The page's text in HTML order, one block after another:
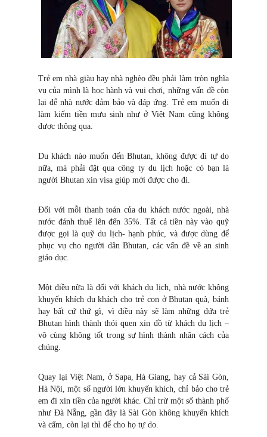
Trẻ em nhà giàu hay nhà nghèo đều phải làm tròn nghĩa
vụ của mình là học hành và vui chơi, những vấn đề còn
lại để nhà nước đảm bảo và đáp ứng. Trẻ em muốn đi
làm kiếm tiền mưu sinh như ở Việt Nam cũng không
được thông qua.
Du khách nào muốn đến Bhutan, không được đi tự do
nữa, mà phải đặt qua công ty du lịch hoặc có bạn là
người Bhutan xin visa giúp mới được cho đi.
Đối với mỗi thanh toán của du khách nước ngoài, nhà
nước đánh thuế lên đến 35%. Tất cả tiền này vào quỹ
được gọi là quỹ du lịch- hạnh phúc, và được dùng để
phục vụ cho người dân Bhutan, các vấn đề về an sinh
giáo dục.
Một điều nữa là đối với khách du lịch, nhà nước không
khuyến khích du khách cho trẻ con ở Bhutan quà, bánh
hay bất cứ thứ gì, vì điều này sẽ làm những đứa trẻ
Bhutan hình thành thói quen xin đồ từ khách du lịch –
vô cùng không tốt trong sự hình thành nhân cách của
chúng.
Quay lại Việt Nam, ở Sapa, Hà Giang, hay cả Sài Gòn,
Hà Nội, một số người lớn khuyến khích, chỉ bảo cho trẻ
em đi xin tiền của người khác. Chỉ trừ một số thành phố
như Đà Nẵng, gần đây là Sài Gòn không khuyến khích
và cấm, còn lại thì để cho họ tự do.